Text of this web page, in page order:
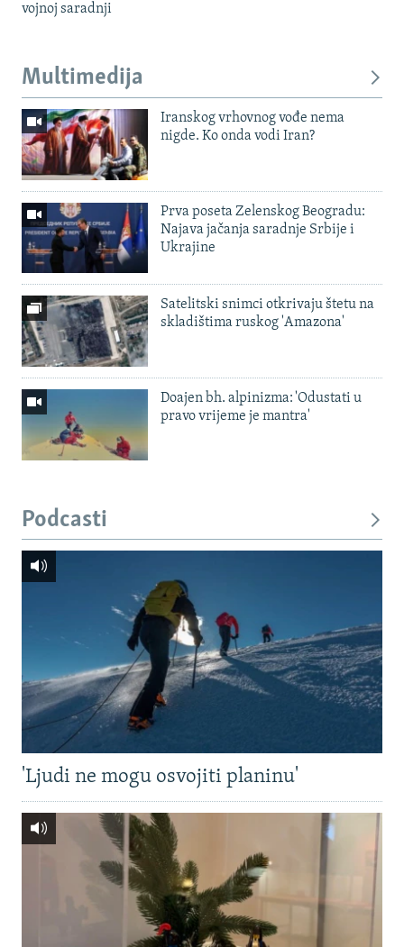
vojnoj saradnji
Multimedija
Iranskog vrhovnog vođe nema
nigde. Ko onda vodi Iran?
Prva poseta Zelenskog Beogradu:
Najava jačanja saradnje Srbije i
Ukrajine
Satelitski snimci otkrivaju štetu na
skladištima ruskog 'Amazona'
Doajen bh. alpinizma: 'Odustati u
pravo vrijeme je mantra'
Podcasti
'Ljudi ne mogu osvojiti planinu'